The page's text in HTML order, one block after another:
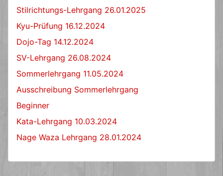
Stilrichtungs-Lehrgang 26.01.2025
Kyu-Prüfung 16.12.2024
Dojo-Tag 14.12.2024
SV-Lehrgang 26.08.2024
Sommerlehrgang 11.05.2024
Ausschreibung Sommerlehrgang
Beginner
Kata-Lehrgang 10.03.2024
Nage Waza Lehrgang 28.01.2024